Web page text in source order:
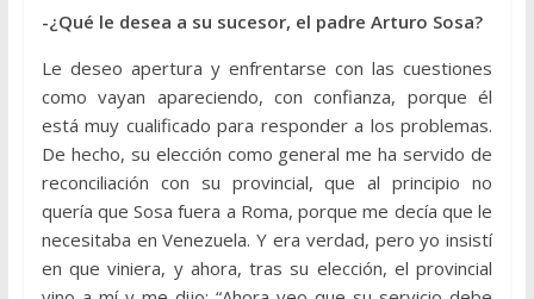
-¿Qué le desea a su sucesor, el padre Arturo Sosa?
Le deseo apertura y enfrentarse con las cuestiones
como vayan apareciendo, con confianza, porque él
está muy cualificado para responder a los problemas.
De hecho, su elección como general me ha servido de
reconciliación con su provincial, que al principio no
quería que Sosa fuera a Roma, porque me decía que le
necesitaba en Venezuela. Y era verdad, pero yo insistí
en que viniera, y ahora, tras su elección, el provincial